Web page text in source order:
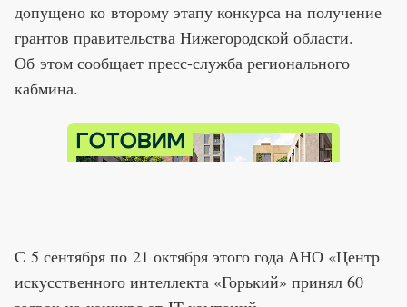
допущено ко второму этапу конкурса на получение
грантов правительства Нижегородской области.
Об этом сообщает пресс-служба регионального
кабмина.
С 5 сентября по 21 октября этого года АНО «Центр
искусственного интеллекта «Горький» принял 60